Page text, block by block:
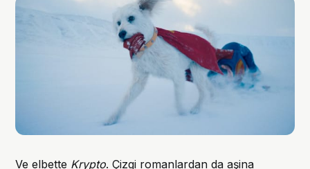
Ve elbette Krypto. Çizgi romanlardan da aşina